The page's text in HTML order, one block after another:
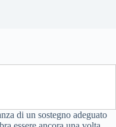
di un sostegno adeguato